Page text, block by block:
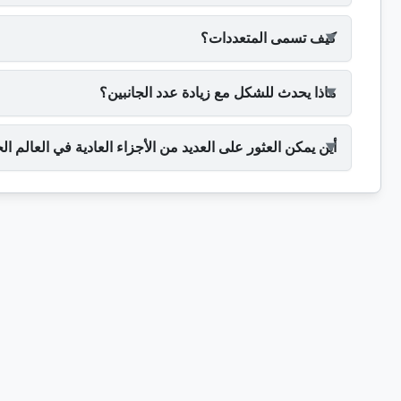
كيف تسمى المتعددات؟
ماذا يحدث للشكل مع زيادة عدد الجانبين؟
أين يمكن العثور على العديد من الأجزاء العادية في العالم